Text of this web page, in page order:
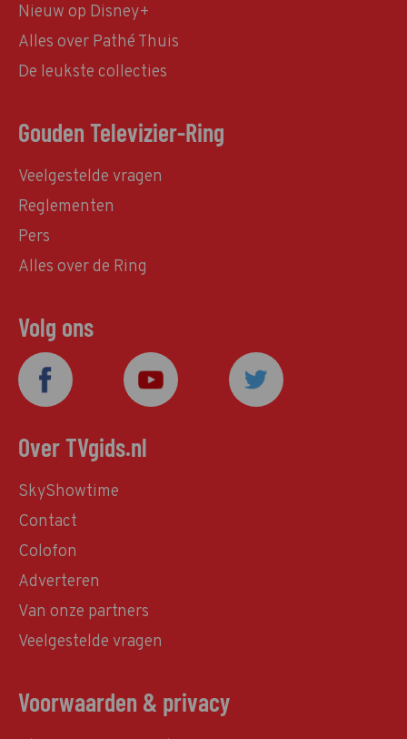
Nieuw op Disney+
Alles over Pathé Thuis
De leukste collecties
Gouden Televizier-Ring
Veelgestelde vragen
Reglementen
Pers
Alles over de Ring
Volg ons
Over TVgids.nl
SkyShowtime
Contact
Colofon
Adverteren
Van onze partners
Veelgestelde vragen
Voorwaarden & privacy